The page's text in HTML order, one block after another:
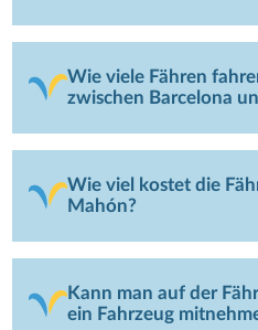
Wie viele Fähren
zwischen Barcelona
Wie viel kostet die
Mahón?
Kann man auf der
ein Fahrzeug